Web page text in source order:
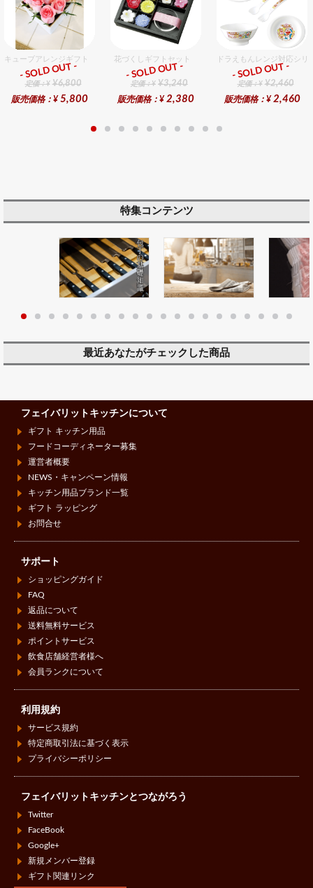
キューブアレンジギフト ピンク
ギフト
定価：¥ ¥6,800
販売価格：¥ 5,800
- SOLD OUT -
花づくしギフトセット
ギフト
定価：¥ ¥3,240
販売価格：¥ 2,380
- SOLD OUT -
ドラえもんレンジ対応シ
ギフト
定価：¥ ¥2,460
販売価格：¥ 2,460
- SOLD OUT -
特集コンテンツ
最近あなたがチェックした商品
フェイバリットキッチンについて
ギフト キッチン用品
フードコーディネーター募集
運営者概要
NEWS・キャンペーン情報
キッチン用品ブランド一覧
ギフト ラッピング
お問合せ
サポート
ショッピングガイド
FAQ
返品について
送料無料サービス
ポイントサービス
飲食店舗経営者様へ
会員ランクについて
利用規約
サービス規約
特定商取引法に基づく表示
プライバシーポリシー
フェイバリットキッチンとつながろう
Twitter
FaceBook
Google+
新規メンバー登録
ギフト関連リンク